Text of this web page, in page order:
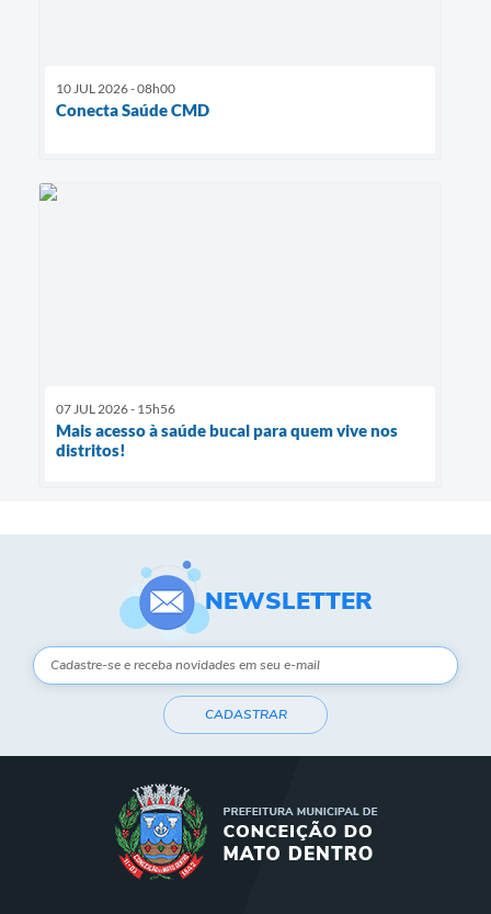
10 JUL 2026 - 08h00
Conecta Saúde CMD
07 JUL 2026 - 15h56
Mais acesso à saúde bucal para quem vive nos
distritos!
NEWSLETTER
CADASTRAR